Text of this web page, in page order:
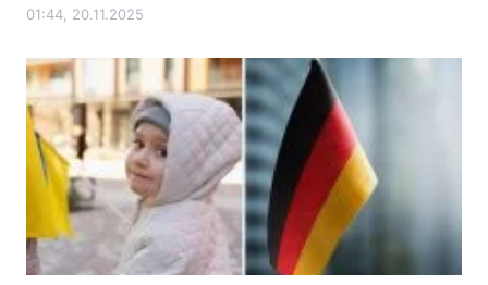
01:44, 20.11.2025